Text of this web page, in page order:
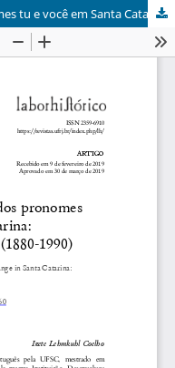
A trajetória de mudança dos pronomes tu e você em Santa Catarina: análise de cartas pessoais (1880-1990)